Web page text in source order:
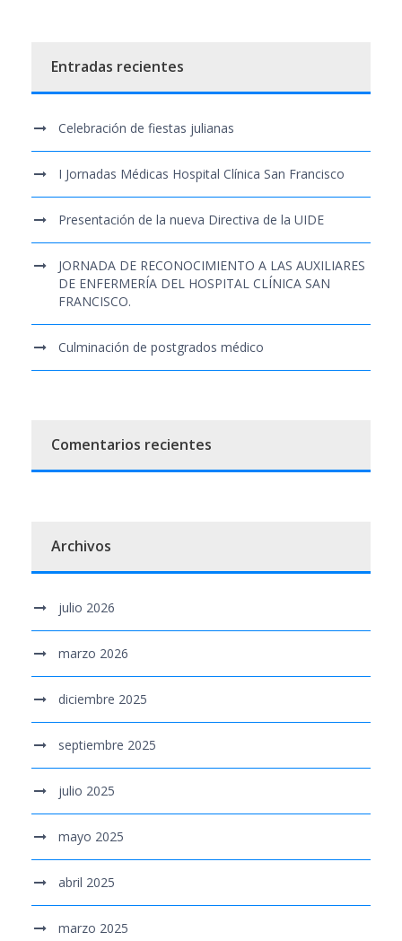
Entradas recientes
Celebración de fiestas julianas
I Jornadas Médicas Hospital Clínica San Francisco
Presentación de la nueva Directiva de la UIDE
JORNADA DE RECONOCIMIENTO A LAS AUXILIARES
DE ENFERMERÍA DEL HOSPITAL CLÍNICA SAN
FRANCISCO.
Culminación de postgrados médico
Comentarios recientes
Archivos
julio 2026
marzo 2026
diciembre 2025
septiembre 2025
julio 2025
mayo 2025
abril 2025
marzo 2025